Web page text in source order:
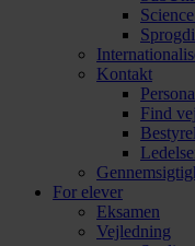
Kontakt
Find vej
For elever
Eksamen
Vejledning